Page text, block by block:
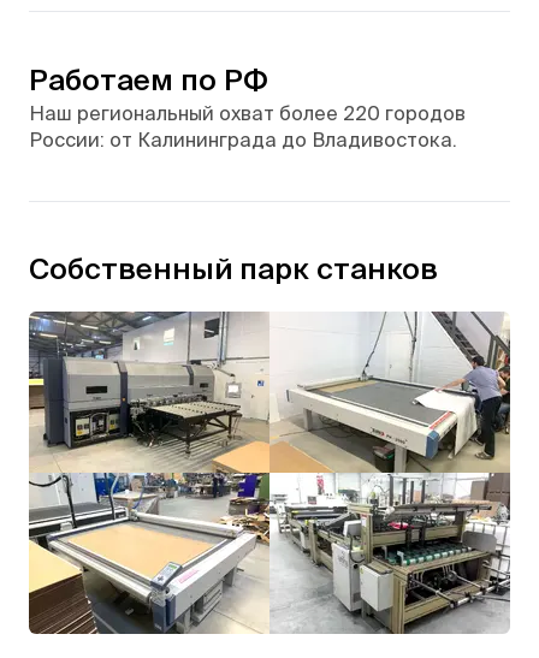
Работаем по РФ
Наш региональный охват более 220 городов
России: от Калининграда до Владивостока.
Собственный парк станков